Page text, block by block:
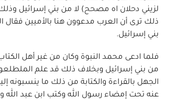
ذلك ترى أن العرب مدعوون هنا بالأميين فقال
بني إسرائيل.
فلما ادعى محمد النبوة وكان من غير أهل الكتاب
من بني إسرائيل وبخلاف ذلك قد علم
الجهل بالقراءة والكتابة من ذلك ما ينسبونه
عنه تحت إمضاء رسول الله وكتب ابن عبد الله